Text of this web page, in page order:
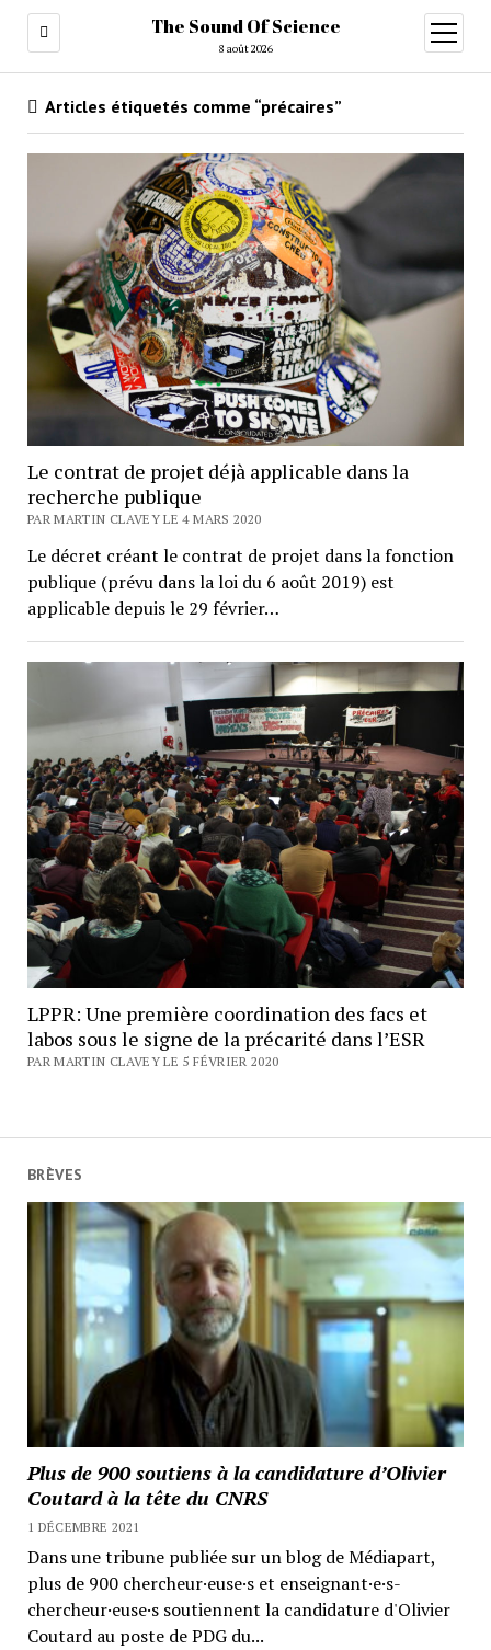
The Sound Of Science
8 août 2026
ouvrir
menu
BRÈVES
Plus de 900 soutiens à la candidature d’Olivier
Coutard à la tête du CNRS
1 DÉCEMBRE 2021
Dans une tribune publiée sur un blog de Médiapart,
plus de 900 chercheur·euse·s et enseignant·e·s-
chercheur·euse·s soutiennent la candidature d'Olivier
Coutard au poste de PDG du...
Articles étiquetés comme “précaires”
Le contrat de projet déjà applicable dans la
recherche publique
PAR MARTIN CLAVEY LE 4 MARS 2020
Le décret créant le contrat de projet dans la fonction
publique (prévu dans la loi du 6 août 2019) est
applicable depuis le 29 février…
LPPR: Une première coordination des facs et
labos sous le signe de la précarité dans l’ESR
PAR MARTIN CLAVEY LE 5 FÉVRIER 2020